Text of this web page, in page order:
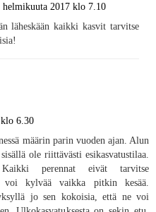
helmikuuta 2017 klo 7.10
läheskään kaikki kasvit tarvitse
6.30
määrin parin vuoden ajan. Alun
ole riittävästi esikasvatustilaa.
perennat eivät tarvitse
voi kylvää vaikka pitkin kesää.
jo sen kokoisia, että ne voi